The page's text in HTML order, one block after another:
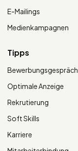
E-Mailings
Medienkampagnen
Tipps
Bewerbungsgespräch
Optimale Anzeige
Rekrutierung
Soft Skills
Karriere